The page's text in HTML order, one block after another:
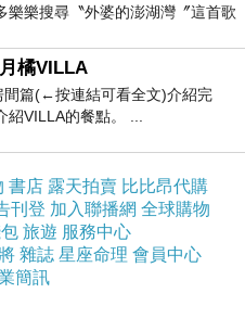
樂樂搜尋〝外婆的澎湖灣〞這首歌
橘VILLA
間篇(←按連結可看全文)介紹完
紹VILLA的餐點。 ...
書店 露天拍賣 比比昂代購
刊登 加入聯播網 全球購物
旅遊 服務中心
雜誌 星座命理 會員中心
簡訊